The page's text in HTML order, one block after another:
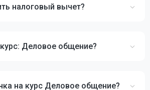
налоговый вычет?
Деловое общение?
на курс Деловое общение?